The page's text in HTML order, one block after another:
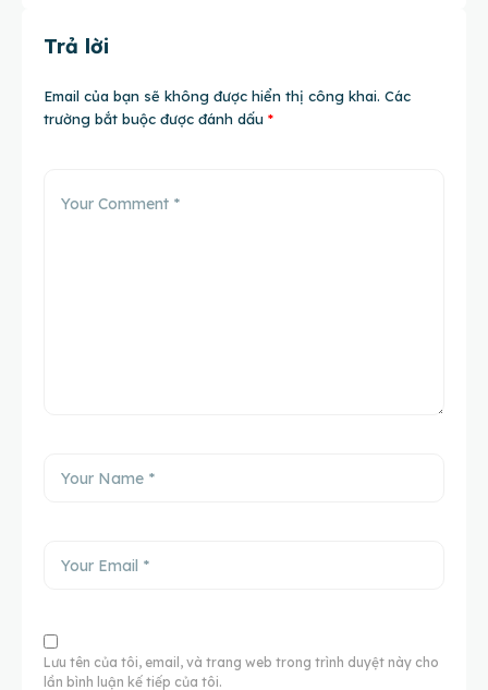
Trả lời
Email của bạn sẽ không được hiển thị công khai. Các
trường bắt buộc được đánh dấu *
Lưu tên của tôi, email, và trang web trong trình duyệt này cho
lần bình luận kế tiếp của tôi.